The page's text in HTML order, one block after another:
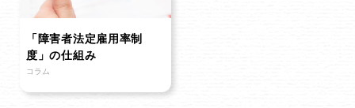
「障害者法定雇用率制
度」の仕組み
コラム